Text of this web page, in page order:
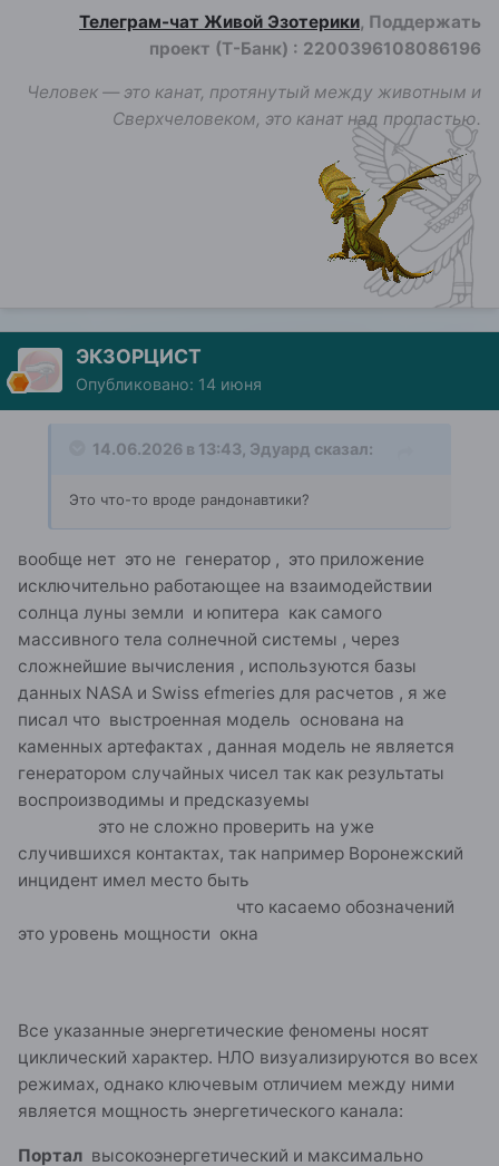
проект (Т-Банк):2200396108086196
Человек — это канат, протянутый между животным и
Сверхчеловеком, это канат над пропастью.
ЭКЗОРЦИСТ
Опубликовано:14 июня
вообще нет это не генератор , это приложение
исключительно работающее на взаимодействии
солнца луны земли и юпитера как самого
массивного тела солнечной системы , через
сложнейшие вычисления , используются базы
данных NASA и Swiss efmeries для расчетов , я же
писал что выстроенная модель основана на
каменных артефактах , данная модель не является
генератором случайных чисел так как результаты
воспроизводимы и предсказуемы
это не сложно проверить на уже
случившихся контактах, так например Воронежский
инцидент имел место быть
что касаемо обозначений
это уровень мощности окна
циклический характер. НЛО визуализируются во всех
режимах, однако ключевым отличием между ними
является мощность энергетического канала:
высокоэнергетический и максимально
стабильный пространственный канал.